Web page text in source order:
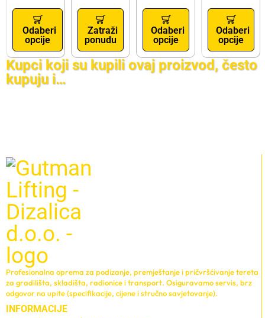
Odaberi
opcije
Zatraži
ponudu
Odaberi
opcije
Odaberi
opcije
Kupci koji su kupili ovaj proizvod, često
kupuju i…
Profesionalna oprema za podizanje, premještanje i pričvršćivanje tereta
za gradilišta, skladišta, radionice i transport. Osiguravamo servis, brz
odgovor na upite (specifikacije, cijene i stručno savjetovanje).
INFORMACIJE